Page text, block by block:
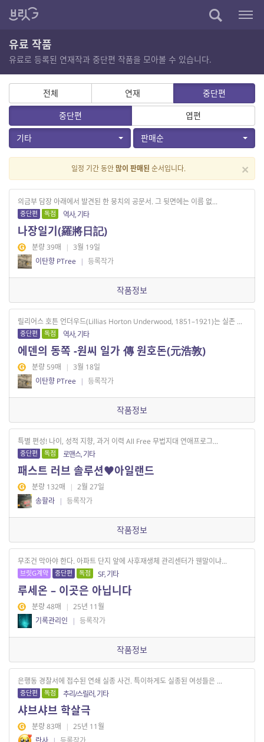
유료 작품
유료로 등록된 연재작과 중단편 작품을 모아볼 수 있습니다.
전체 연재
중단편
중단편
엽편
기타
판매순
×
일정 기간 동안많이 판매된 순서입니다.
의금부 담장 아래에서 발견된 한 뭉치의 공문서. 그 뒷면에는 이름 없...
중단편 독점 역사, 기타
나장일기(羅將日記)
분량 39매 | 3월 19일
이탄향 PTree
| 등록작가
작품정보
릴리어스 호튼 언더우드(Lillias Horton Underwood, 1851–1921)는 실존 ...
중단편 독점 역사, 기타
에덴의 동쪽 -원씨 일가 傳 원호돈(元浩敦)
분량 59매 | 3월 18일
이탄향 PTree
| 등록작가
작품정보
특별 편성! 나이, 성적 지향, 과거 이력 All Free 무법지대 연애프로그...
중단편 독점 로맨스, 기타
패스트 러브 솔루션♥아일랜드
분량 132매 | 2월 27일
송할라 | 등록작가
작품정보
무조건 막아야 한다. 아파트 단지 앞에 사후재생체 관리센터가 웬말이냐...
브릿G계약 중단편 독점 SF, 기타
루세온 – 이곳은 아닙니다
분량 48매 | 25년 11월
기록관리인
| 등록작가
작품정보
은행동 경찰서에 접수된 연쇄 실종 사건. 특이하게도 실종된 여성들은 ...
중단편 독점 추리/스릴러, 기타
샤브샤브 학살극
분량 83매 | 25년 11월